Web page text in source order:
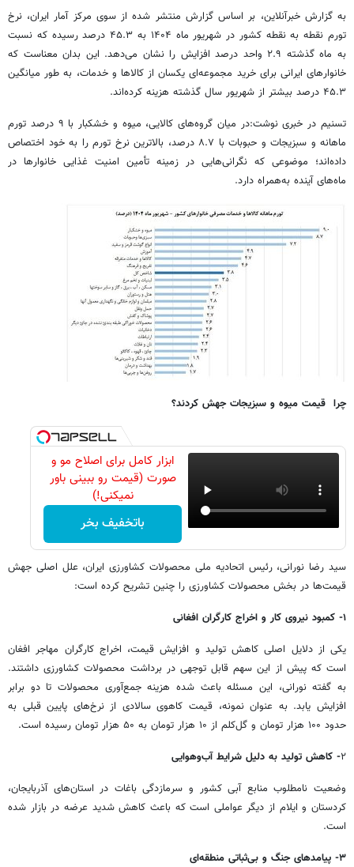
به گزارش خبرآنلاین، بر اساس گزارش منتشر شده از سوی مرکز آمار ایران، نرخ
تورم نقطه به نقطه کشور در شهریور ماه ۱۴۰۴ به ۴۵.۳ درصد رسیده که نسبت
به ماه گذشته ۲.۹ واحد درصد افزایش را نشان می‌دهد. این بدان معناست که
خانوارهای ایرانی برای خرید مجموعه‌ای یکسان از کالاها و خدمات، به طور میانگین
۴۵.۳ درصد بیشتر از شهریور سال گذشته هزینه کرده‌اند.
تسنیم در خبری نوشت:در میان گروه‌های کالایی، میوه و خشکبار با ۹ درصد تورم
ماهانه و سبزیجات و حبوبات با ۸.۷ درصد، بالاترین نرخ تورم را به خود اختصاص
داده‌اند؛ موضوعی که نگرانی‌هایی در زمینه تأمین امنیت غذایی خانوارها در
ماه‌های آینده به‌همراه دارد.
چرا قیمت میوه و سبزیجات جهش کردند؟
ابزار کامل برای اصلاح مو و
صورت (قیمت رو ببینی باور
نمیکنی!)
باتخفیف بخر
سید رضا نورانی، رئیس اتحادیه ملی محصولات کشاورزی ایران، علل اصلی جهش
قیمت‌ها در بخش محصولات کشاورزی را چنین تشریح کرده است:
۱- کمبود نیروی کار و اخراج کارگران افغانی
یکی از دلایل اصلی کاهش تولید و افزایش قیمت، اخراج کارگران مهاجر افغان
است که پیش از این سهم قابل توجهی در برداشت محصولات کشاورزی داشتند.
به گفته نورانی، این مسئله باعث شده هزینه جمع‌آوری محصولات تا دو برابر
افزایش یابد. به عنوان نمونه، قیمت کاهوی سالادی از نرخ‌های پایین قبلی به
حدود ۱۰۰ هزار تومان و گل‌کلم از ۱۰ هزار تومان به ۵۰ هزار تومان رسیده است.
۲- کاهش تولید به دلیل شرایط آب‌وهوایی
وضعیت نامطلوب منابع آبی کشور و سرمازدگی باغات در استان‌های آذربایجان،
کردستان و ایلام از دیگر عواملی است که باعث کاهش شدید عرضه در بازار شده
است.
۳- پیامدهای جنگ و بی‌ثباتی منطقه‌ای